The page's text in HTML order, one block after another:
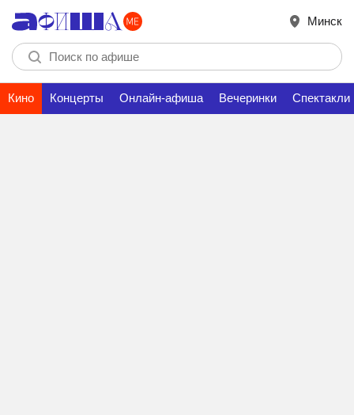
Минск
Кино Концерты Онлайн-афиша Вечеринки Спектакли